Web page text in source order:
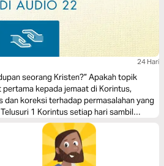
24 Hari
seorang Kristen?” Apakah topik
kepada jemaat di Korintus,
koreksi terhadap permasalahan yang
1 Korintus setiap hari sambil
dan membaca ayat-ayat tertentu dari